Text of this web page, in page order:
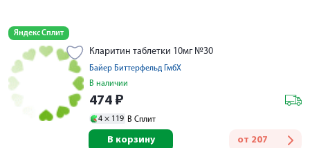
Яндекс Сплит
Кларитин таблетки 10мг №30
Байер Биттерфельд ГмбХ
В наличии
474 ₽
4 × 119 В Сплит
от 207
В корзину